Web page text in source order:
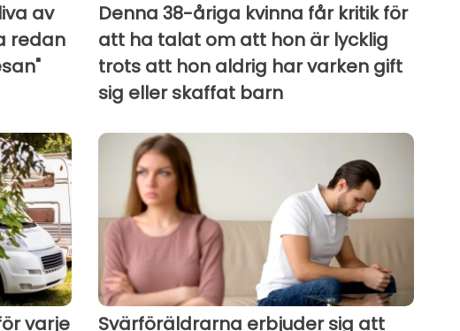
av
redan
Denna 38-åriga kvinna får kritik för
att ha talat om att hon är lycklig
trots att hon aldrig har varken gift
sig eller skaffat barn
varje
Svärföräldrarna erbjuder sig att